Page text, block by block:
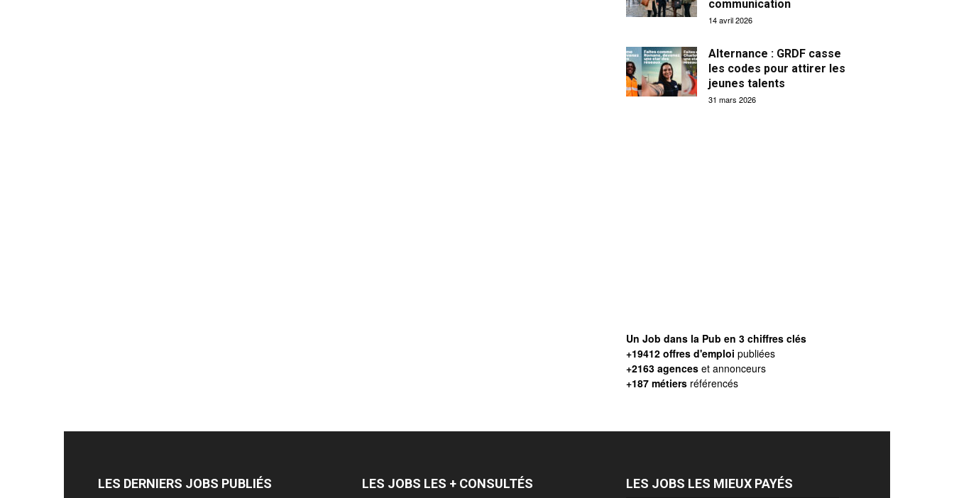
communication
14 avril 2026
Alternance : GRDF casse
les codes pour attirer les
jeunes talents
31 mars 2026
Un Job dans la Pub en 3 chiffres clés
+19412 offres d'emploi publiées
+2163 agences et annonceurs
+187 métiers référencés
LES DERNIERS JOBS PUBLIÉS LES JOBS LES + CONSULTÉS LES JOBS LES MIEUX PAYÉS